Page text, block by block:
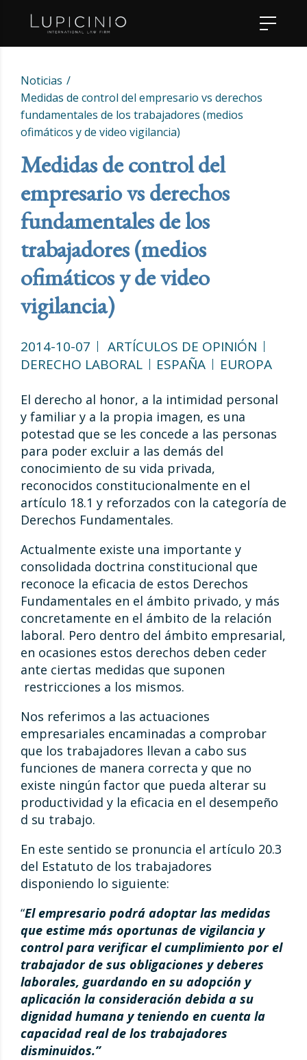
Noticias
Medidas de control del empresario vs derechos
fundamentales de los trabajadores (medios
ofimáticos y de video vigilancia)
Medidas de control del
empresario vs derechos
fundamentales de los
trabajadores (medios
ofimáticos y de video
vigilancia)
2014-10-07
ARTÍCULOS DE OPINIÓN
DERECHO LABORAL
ESPAÑA EUROPA
El derecho al honor, a la intimidad personal
y familiar y a la propia imagen, es una
potestad que se les concede a las personas
para poder excluir a las demás del
conocimiento de su vida privada,
reconocidos constitucionalmente en el
artículo 18.1 y reforzados con la categoría de
Derechos Fundamentales.
Actualmente existe una importante y
consolidada doctrina constitucional que
reconoce la eficacia de estos Derechos
Fundamentales en el ámbito privado, y más
concretamente en el ámbito de la relación
laboral. Pero dentro del ámbito empresarial,
en ocasiones estos derechos deben ceder
ante ciertas medidas que suponen
restricciones a los mismos.
Nos referimos a las actuaciones
empresariales encaminadas a comprobar
que los trabajadores llevan a cabo sus
funciones de manera correcta y que no
existe ningún factor que pueda alterar su
productividad y la eficacia en el desempeño
d su trabajo.
En este sentido se pronuncia el artículo 20.3
del Estatuto de los trabajadores
disponiendo lo siguiente:
“El empresario podrá adoptar las medidas
que estime más oportunas de vigilancia y
control para verificar el cumplimiento por el
trabajador de sus obligaciones y deberes
laborales, guardando en su adopción y
aplicación la consideración debida a su
dignidad humana y teniendo en cuenta la
capacidad real de los trabajadores
disminuidos.”